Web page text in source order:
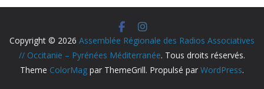
Copyright © 2026 Assemblée Régionale des Radios Associatives
// Occitanie – Pyrénées Méditerranée. Tous droits réservés.
Theme ColorMag par ThemeGrill. Propulsé par WordPress.